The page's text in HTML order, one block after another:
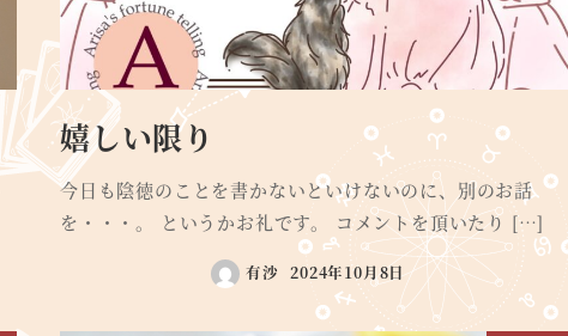
嬉しい限り
今日も陰徳のことを書かないといけないのに、別のお話
を・・・。 というかお礼です。 コメントを頂いたり […]
有沙 2024年10月8日